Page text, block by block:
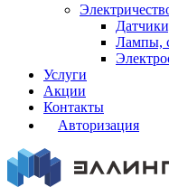
Лампы,
Услуги
Акции
Контакты
Авторизация